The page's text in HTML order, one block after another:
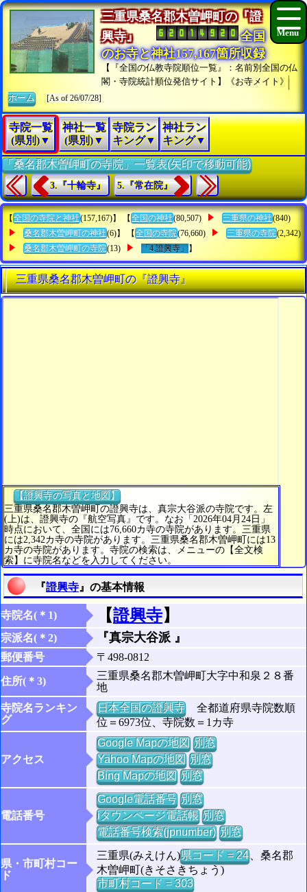
三重県桑名郡木曽岬町の『證
興寺』
全国
のお寺と神社157,167箇所収録
【『全国の仏教寺院順位一覧』：名前別全国の仏
閣・寺院統計順位発信サイト】《お寺メイト》
ホーム
[As of 26/07/28]
寺院一覧
(県別)▼
神社一覧
(県別)▼
寺院ラン
キング▼
神社ラン
キング▼
「桑名郡木曽岬町の寺院」一覧表(矢印で移動可能)
3.『十輪寺』 5.『常在院』
【 全国の寺院と神社(157,167)】 【 全国の神社(80,507) 三重県の神社(840)
桑名郡木曽岬町の神社(6)】 【 全国の寺院(76,660) 三重県の寺院(2,342)
桑名郡木曽岬町の寺院(13) 「4.證興寺」 】
三重県桑名郡木曽岬町の『證興寺』
【證興寺の写真と地図】
三重県桑名郡木曽岬町の證興寺は、真宗大谷派の寺院です。左
(上)は、證興寺の『航空写真』です。なお「2026年04月24日」
時点において、全国には76,660カ寺の寺院があります。三重県
には2,342カ寺の寺院があります。三重県桑名郡木曽岬町には13
カ寺の寺院があります。寺院の検索は、メニューの【全文検
索】に寺院名などを入力してください。
『證興寺 』の基本情報
寺院名(＊1) 【證興寺】
宗派名(＊2) 『真宗大谷派 』
郵便番号 〒498-0812
住所(＊3)
三重県桑名郡木曽岬町大字中和泉２８番
地
寺院名ランキン
グ
日本全国の證興寺全都道府県寺院数順
位＝6973位、寺院数＝1カ寺
アクセス
Google Mapの地図 別窓
Yahoo Mapの地図 別窓
Bing Mapの地図 別窓
電話番号
Google電話番号 別窓
iタウンページ電話帳 別窓
電話番号検索(jpnumber) 別窓
県・市町村コー
ド
三重県(みえけん)県コード = 24、桑名郡
木曽岬町(きそさきちょう)
市町村コード = 303